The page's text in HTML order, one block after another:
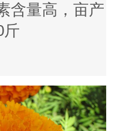
含量高，亩产
斤